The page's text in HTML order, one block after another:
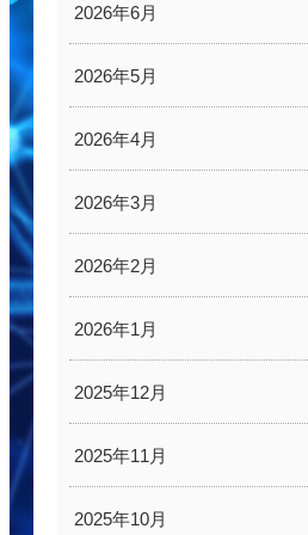
2026年6月
2026年5月
2026年4月
2026年3月
2026年2月
2026年1月
2025年12月
2025年11月
2025年10月